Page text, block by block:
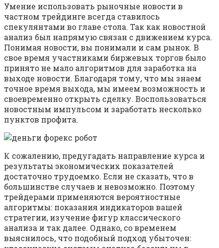
Умение использовать рыночные новости в
частном трейдинге всегда ставилось
спекулянтами во главе стола. Так как новостной
анализ был напрямую связан с движением курса.
Понимая новости, вы понимали и сам рынок. В
свое время участниками биржевых торгов было
принято не мало алгоритмов для заработка на
выходе новости. Благодаря тому, что мы знаем
точное время выхода, мы имеем возможность и
своевременно открыть сделку. Воспользоваться
новостным импульсом и заработать несколько
пунктов профита.
К сожалению, предугадать направление курса и
результаты экономических показателей
достаточно трудоемко. Если не сказать, что в
большинстве случаев и невозможно. Поэтому
трейдерами применяются вероятностные
алгоритмы: показания индикаторов вашей
стратегии, изучение фигур классического
анализа и так далее. Однако, со временем
выяснилось, что подобный подход убыточен: